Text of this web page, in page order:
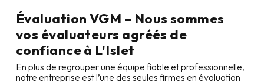
Évaluation VGM – Nous sommes
vos évaluateurs agréés de
confiance à L'Islet
En plus de regrouper une équipe fiable et professionnelle,
notre entreprise est l’une des seules firmes en évaluation